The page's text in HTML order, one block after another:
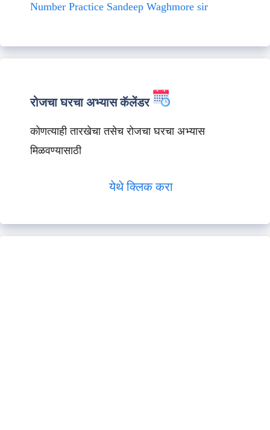
Number Practice Sandeep Waghmore sir
रोजचा घरचा अभ्यास कॅलेंडर
कोणत्याही तारखेचा तसेच रोजचा घरचा अभ्यास
मिळवण्यासाठी
येथे क्लिक करा